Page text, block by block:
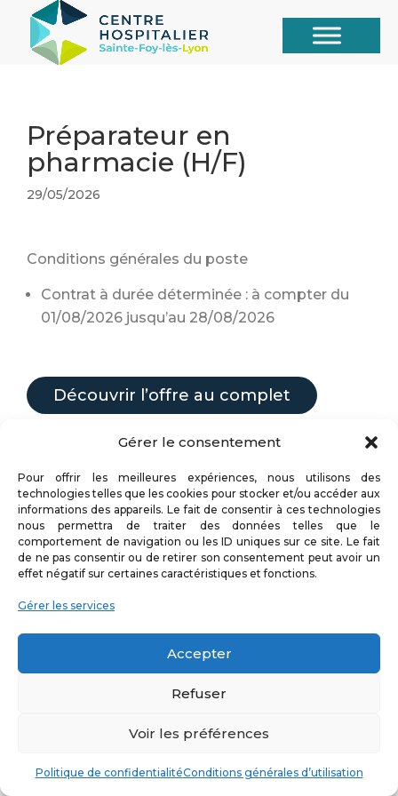
Gérer le consentement
Pour offrir les meilleures expériences, nous utilisons des
technologies telles que les cookies pour stocker et/ou accéder aux
informations des appareils. Le fait de consentir à ces technologies
nous permettra de traiter des données telles que le
comportement de navigation ou les ID uniques sur ce site. Le fait
de ne pas consentir ou de retirer son consentement peut avoir un
effet négatif sur certaines caractéristiques et fonctions.
Gérer les services
Accepter
Refuser
Voir les préférences
Politique de confidentialitéConditions générales d’utilisation
Préparateur en
pharmacie (H/F)
29/05/2026
Conditions générales du poste
Contrat à durée déterminée : à compter du
01/08/2026 jusqu’au 28/08/2026
Découvrir l’offre au complet
Postuler